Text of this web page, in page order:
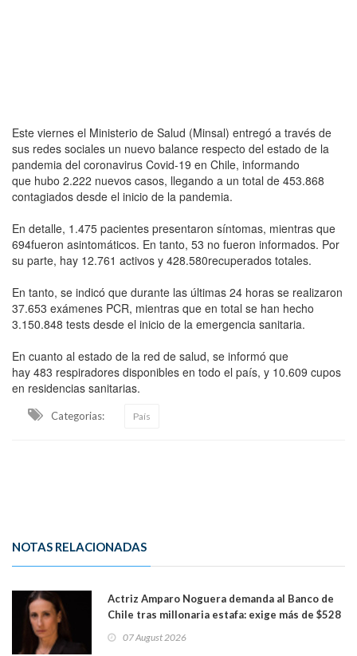
Este viernes el Ministerio de Salud (Minsal) entregó a través de
sus redes sociales un nuevo balance respecto del estado de la
pandemia del coronavirus Covid-19 en Chile, informando
que hubo 2.222 nuevos casos, llegando a un total de 453.868
contagiados desde el inicio de la pandemia.
En detalle, 1.475 pacientes presentaron síntomas, mientras que
694fueron asintomáticos. En tanto, 53 no fueron informados. Por
su parte, hay 12.761 activos y 428.580recuperados totales.
En tanto, se indicó que durante las últimas 24 horas se realizaron
37.653 exámenes PCR, mientras que en total se han hecho
3.150.848 tests desde el inicio de la emergencia sanitaria.
En cuanto al estado de la red de salud, se informó que
hay 483 respiradores disponibles en todo el país, y 10.609 cupos
en residencias sanitarias.
Categorias: País
NOTAS RELACIONADAS
Actriz Amparo Noguera demanda al Banco de
Chile tras millonaria estafa: exige más de $528
07 August 2026